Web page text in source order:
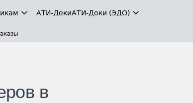
АТИ-ДокиАТИ-Доки (ЭДО)
в